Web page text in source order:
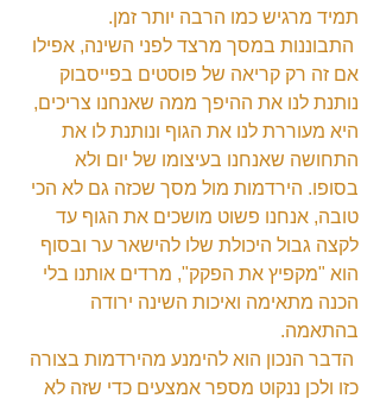
תמיד מרגיש כמו הרבה יותר זמן.
התבוננות במסך מרצד לפני השינה, אפילו
אם זה רק קריאה של פוסטים בפייסבוק
נותנת לנו את ההיפך ממה שאנחנו צריכים,
היא מעוררת לנו את הגוף ונותנת לו את
התחושה שאנחנו בעיצומו של יום ולא
בסופו. הירדמות מול מסך שכזה גם לא הכי
טובה, אנחנו פשוט מושכים את הגוף עד
לקצה גבול היכולת שלו להישאר ער ובסוף
הוא "מקפיץ את הפקק", מרדים אותנו בלי
הכנה מתאימה ואיכות השינה ירודה
בהתאמה.
הדבר הנכון הוא להימנע מהירדמות בצורה
כזו ולכן ננקוט מספר אמצעים כדי שזה לא